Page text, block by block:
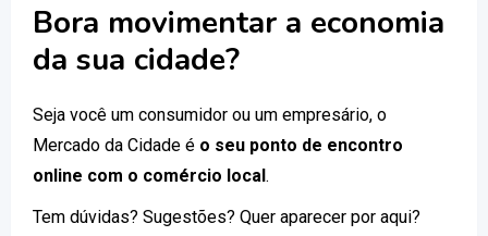
Bora movimentar a economia
da sua cidade?
Seja você um consumidor ou um empresário, o
Mercado da Cidade é o seu ponto de encontro
online com o comércio local.
Tem dúvidas? Sugestões? Quer aparecer por aqui?